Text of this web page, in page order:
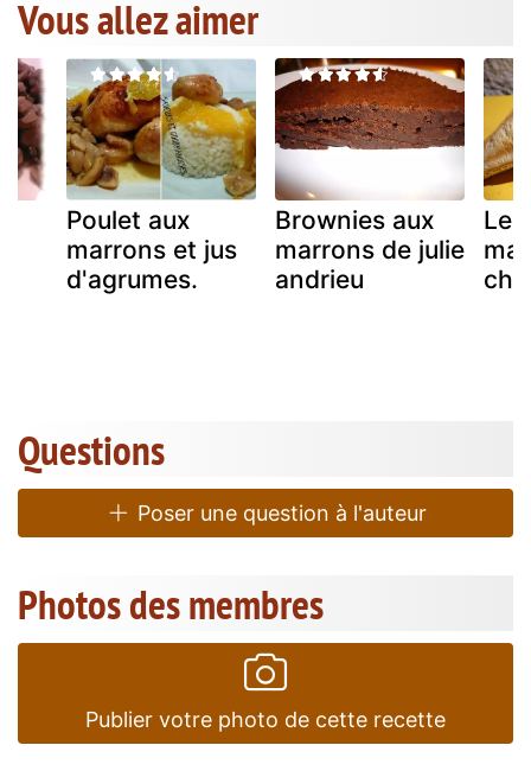
Vous allez aimer
Poulet aux
marrons et jus
d'agrumes.
Brownies aux
marrons de julie
andrieu
Le
Questions
Poser une question à l'auteur
Photos des membres
Publier votre photo de cette recette